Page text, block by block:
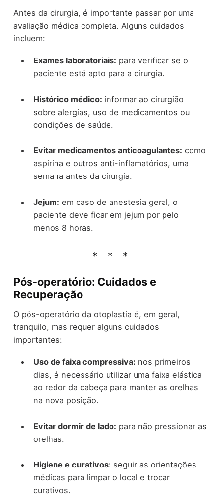
Antes da cirurgia, é importante passar por uma
avaliação médica completa. Alguns cuidados
incluem:
Exames laboratoriais: para verificar se o
paciente está apto para a cirurgia.
Histórico médico: informar ao cirurgião
sobre alergias, uso de medicamentos ou
condições de saúde.
Evitar medicamentos anticoagulantes: como
aspirina e outros anti-inflamatórios, uma
semana antes da cirurgia.
Jejum: em caso de anestesia geral, o
paciente deve ficar em jejum por pelo
menos 8 horas.
Pós-operatório: Cuidados e
Recuperação
O pós-operatório da otoplastia é, em geral,
tranquilo, mas requer alguns cuidados
importantes:
Uso de faixa compressiva: nos primeiros
dias, é necessário utilizar uma faixa elástica
ao redor da cabeça para manter as orelhas
na nova posição.
Evitar dormir de lado: para não pressionar as
orelhas.
Higiene e curativos: seguir as orientações
médicas para limpar o local e trocar
curativos.